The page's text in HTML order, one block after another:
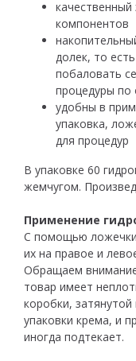
компонентов
долек, то
побаловать
процедуры
удобны в
упаковка,
для процедур
В упаковке 60
жемчугом.
Применение
С помощью ложечки
их на правое и
Обращаем
товар имеет
коробки,
упаковки крема, и
иногда подтекает.